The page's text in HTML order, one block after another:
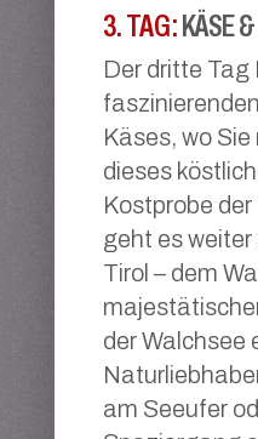
3. TAG:KÄSE
Der dritte
Käses, wo
dieses
Kostprobe
geht es
Tirol – dem
der Walchsee
am Seeufer